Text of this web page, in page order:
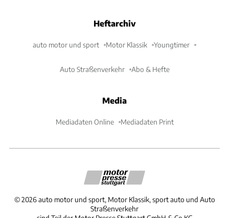
Heftarchiv
auto motor und sport Motor Klassik Youngtimer
Auto Straßenverkehr Abo & Hefte
Media
Mediadaten Online Mediadaten Print
©2026 auto motor und sport, Motor Klassik, sport auto und Auto
Straßenverkehr